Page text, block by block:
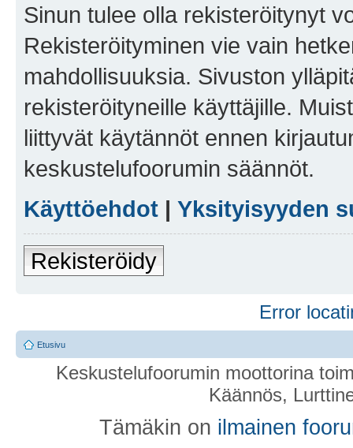
Sinun tulee olla rekisteröitynyt
Rekisteröityminen vie vain
mahdollisuuksia. Sivuston
rekisteröityneille käyttäjille.
liittyvät käytännöt ennen
keskustelufoorumin säännöt.
Käyttöehdot | Yksityisyyden
Rekisteröidy
Error
Etusivu
Keskustelufoorumin moottorina
Käännös,
Tämäkin on ilmainen